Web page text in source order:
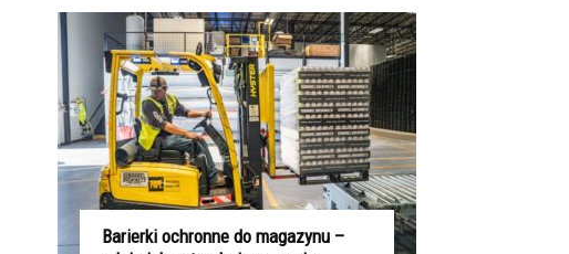
Barierki ochronne do magazynu –